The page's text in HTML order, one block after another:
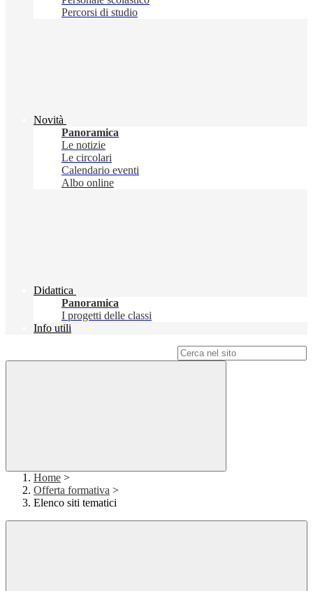
Percorsi di studio
Novità
Panoramica
Le notizie
Le circolari
Calendario eventi
Albo online
Didattica
Panoramica
I progetti delle classi
Info utili
Home >
Offerta formativa >
Elenco siti tematici